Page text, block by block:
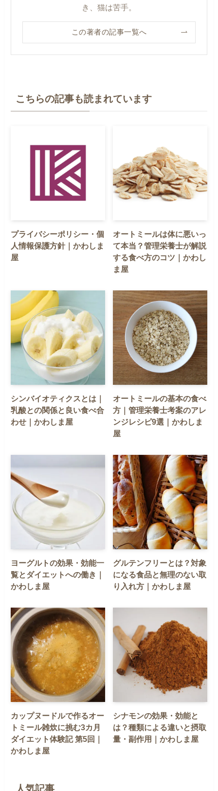
き、猫は苦手。
この著者の記事一覧へ
こちらの記事も読まれています
プライバシーポリシー・個
人情報保護方針｜かわしま
屋
オートミールは体に悪いっ
て本当？管理栄養士が解説
する食べ方のコツ｜かわし
ま屋
シンバイオティクスとは｜
乳酸との関係と良い食べ合
わせ｜かわしま屋
オートミールの基本の食べ
方｜管理栄養士考案のアレ
ンジレシピ9選｜かわしま
屋
ヨーグルトの効果・効能一
覧とダイエットへの働き｜
かわしま屋
グルテンフリーとは？対象
になる食品と無理のない取
り入れ方｜かわしま屋
カップヌードルで作るオー
トミール雑炊に挑む3カ月
ダイエット体験記 第5回｜
かわしま屋
シナモンの効果・効能と
は？種類による違いと摂取
量・副作用｜かわしま屋
人気記事